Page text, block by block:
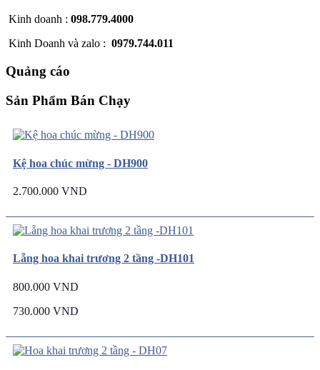
Kinh doanh : 098.779.4000
Kinh Doanh và zalo : 0979.744.011
Quảng cáo
Sản Phẩm Bán Chạy
Kệ hoa chúc mừng - DH900
2.700.000 VND
Lẵng hoa khai trương 2 tầng -DH101
800.000 VND
730.000 VND